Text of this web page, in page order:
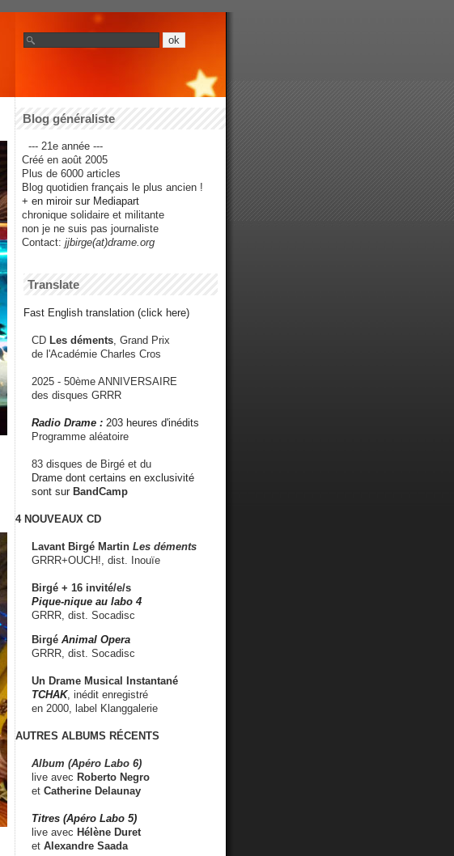
Blog généraliste
--- 21e année ---
Créé en août 2005
Plus de 6000 articles
Blog quotidien français le plus ancien !
+ en miroir sur Mediapart
chronique solidaire et militante
non je ne suis pas journaliste
Contact: jjbirge(at)drame.org
Translate
Fast English translation (click here)
CD Les déments , Grand Prix
de l'Académie Charles Cros
2025 - 50ème ANNIVERSAIRE
des disques GRRR
Radio Drame : 203 heures d'inédits
Programme aléatoire
83 disques de Birgé et du
Drame dont certains en exclusivité
sont sur BandCamp
4 NOUVEAUX CD
Lavant Birgé Martin Les déments
GRRR+OUCH!, dist. Inouïe
Birgé + 16 invité/e/s
Pique-nique au labo 4
GRRR, dist. Socadisc
Birgé Animal Opera
GRRR, dist. Socadisc
Un Drame Musical Instantané
TCHAK, inédit enregistré
en 2000, label Klanggalerie
AUTRES ALBUMS RÉCENTS
Album (Apéro Labo 6)
live avec Roberto Negro
et Catherine Delaunay
Titres (Apéro Labo 5)
live avec Hélène Duret
et Alexandre Saada